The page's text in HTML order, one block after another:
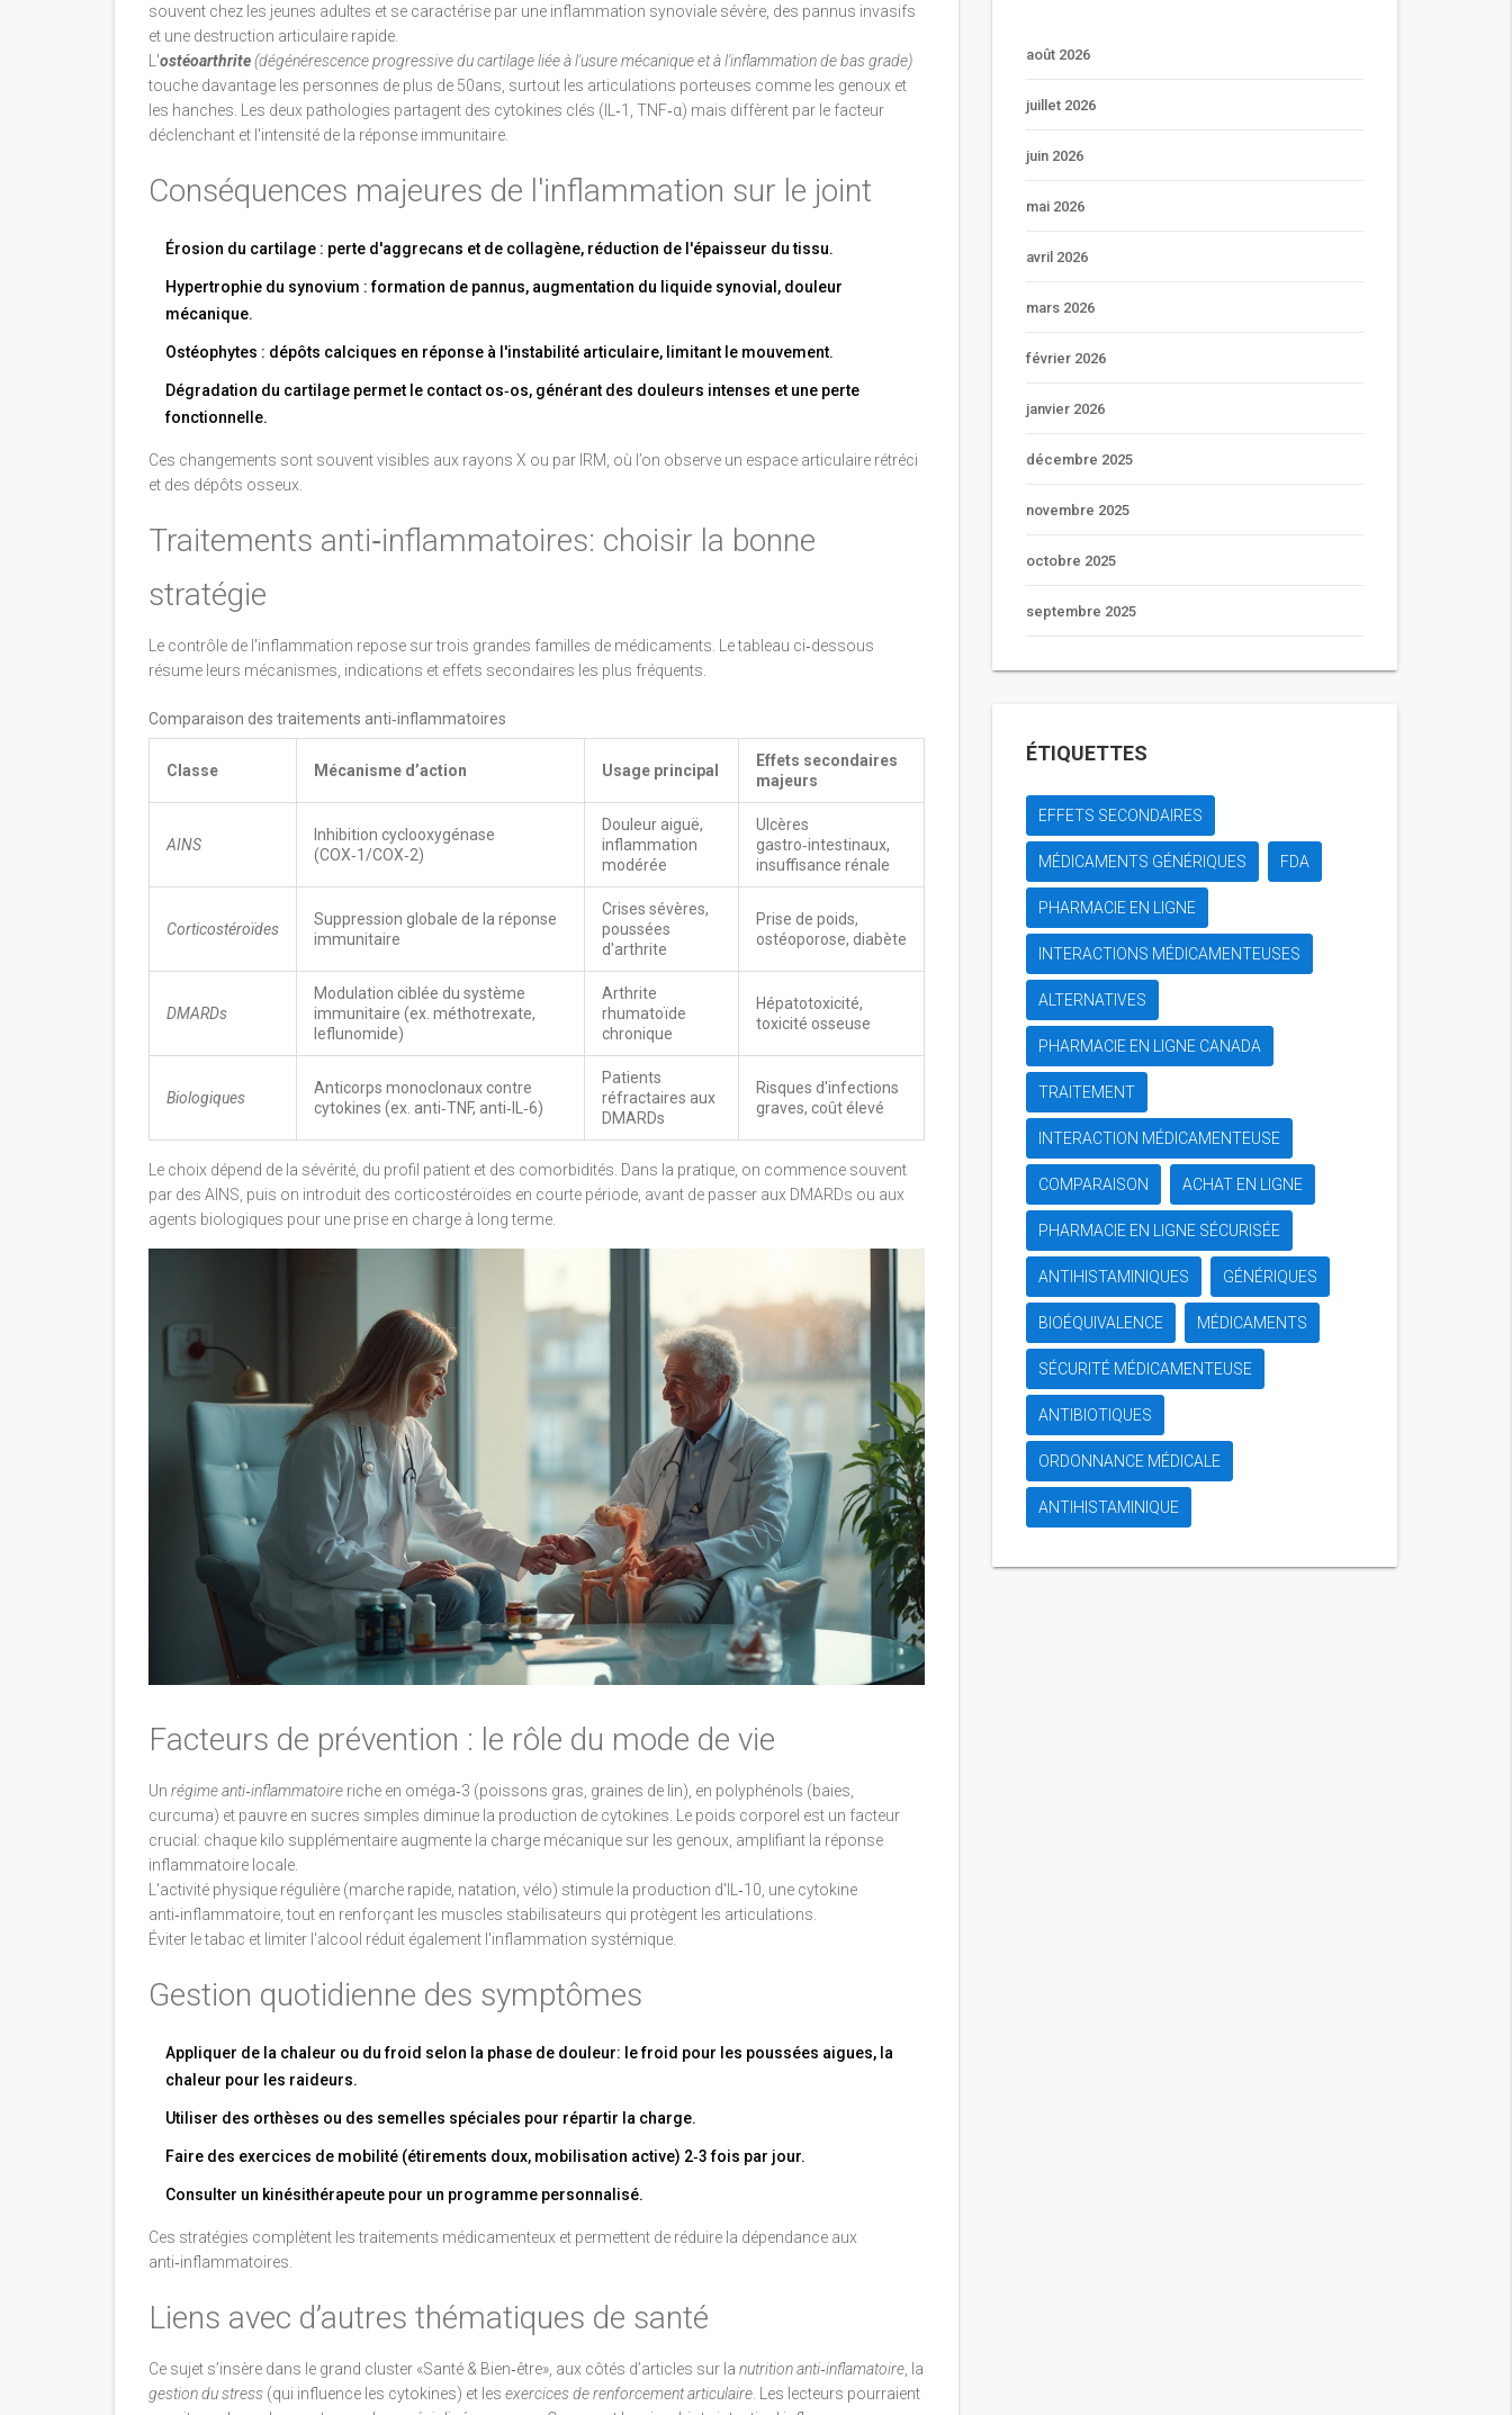
souvent chez les jeunes adultes et se caractérise par une inflammation synoviale sévère, des pannus invasifs
et une destruction articulaire rapide.
L'ostéoarthrite(dégénérescence progressive du cartilage liée à l'usure mécanique et à l'inflammation de bas grade)
touche davantage les personnes de plus de 50ans, surtout les articulations porteuses comme les genoux et
les hanches. Les deux pathologies partagent des cytokines clés (IL‑1, TNF‑α) mais diffèrent par le facteur
déclenchant et l'intensité de la réponse immunitaire.
Conséquences majeures de l'inflammation sur le joint
Érosion du cartilage : perte d'aggrecans et de collagène, réduction de l'épaisseur du tissu.
Hypertrophie du synovium : formation de pannus, augmentation du liquide synovial, douleur
mécanique.
Ostéophytes : dépôts calciques en réponse à l'instabilité articulaire, limitant le mouvement.
Dégradation du cartilage permet le contact os‑os, générant des douleurs intenses et une perte
fonctionnelle.
Ces changements sont souvent visibles aux rayons X ou par IRM, où l’on observe un espace articulaire rétréci
et des dépôts osseux.
Traitements anti‑inflammatoires: choisir la bonne
stratégie
Le contrôle de l'inflammation repose sur trois grandes familles de médicaments. Le tableau ci‑dessous
résume leurs mécanismes, indications et effets secondaires les plus fréquents.
Comparaison des traitements anti‑inflammatoires
Classe Mécanisme d’action Usage principal
Effets secondaires
majeurs
AINS
Inhibition cyclooxygénase
(COX‑1/COX‑2)
Douleur aiguë,
inflammation
modérée
Ulcères
gastro‑intestinaux,
insuffisance rénale
Corticostéroïdes
Suppression globale de la réponse
immunitaire
Crises sévères,
poussées
d'arthrite
Prise de poids,
ostéoporose, diabète
DMARDs
Modulation ciblée du système
immunitaire (ex. méthotrexate,
leflunomide)
Arthrite
rhumatoïde
chronique
Hépatotoxicité,
toxicité osseuse
Biologiques
Anticorps monoclonaux contre
cytokines (ex. anti‑TNF, anti‑IL‑6)
Patients
réfractaires aux
DMARDs
Risques d'infections
graves, coût élevé
Le choix dépend de la sévérité, du profil patient et des comorbidités. Dans la pratique, on commence souvent
par des AINS, puis on introduit des corticostéroïdes en courte période, avant de passer aux DMARDs ou aux
agents biologiques pour une prise en charge à long terme.
Facteurs de prévention : le rôle du mode de vie
Un régime anti‑inflammatoire riche en oméga‑3 (poissons gras, graines de lin), en polyphénols (baies,
curcuma) et pauvre en sucres simples diminue la production de cytokines. Le poids corporel est un facteur
crucial: chaque kilo supplémentaire augmente la charge mécanique sur les genoux, amplifiant la réponse
inflammatoire locale.
L'activité physique régulière (marche rapide, natation, vélo) stimule la production d'IL‑10, une cytokine
anti‑inflammatoire, tout en renforçant les muscles stabilisateurs qui protègent les articulations.
Éviter le tabac et limiter l'alcool réduit également l'inflammation systémique.
Gestion quotidienne des symptômes
Appliquer de la chaleur ou du froid selon la phase de douleur: le froid pour les poussées aigues, la
chaleur pour les raideurs.
Utiliser des orthèses ou des semelles spéciales pour répartir la charge.
Faire des exercices de mobilité (étirements doux, mobilisation active) 2‑3 fois par jour.
Consulter un kinésithérapeute pour un programme personnalisé.
Ces stratégies complètent les traitements médicamenteux et permettent de réduire la dépendance aux
anti‑inflammatoires.
Liens avec d’autres thématiques de santé
Ce sujet s’insère dans le grand cluster «Santé & Bien‑être», aux côtés d’articles sur la nutrition anti‑inflamatoire, la
gestion du stress (qui influence les cytokines) et les exercices de renforcement articulaire. Les lecteurs pourraient
août 2026
juillet 2026
juin 2026
mai 2026
avril 2026
mars 2026
février 2026
janvier 2026
décembre 2025
novembre 2025
octobre 2025
septembre 2025
ÉTIQUETTES
EFFETS SECONDAIRES
MÉDICAMENTS GÉNÉRIQUES FDA
PHARMACIE EN LIGNE
INTERACTIONS MÉDICAMENTEUSES
ALTERNATIVES
PHARMACIE EN LIGNE CANADA
TRAITEMENT
INTERACTION MÉDICAMENTEUSE
COMPARAISON ACHAT EN LIGNE
PHARMACIE EN LIGNE SÉCURISÉE
ANTIHISTAMINIQUES GÉNÉRIQUES
BIOÉQUIVALENCE MÉDICAMENTS
SÉCURITÉ MÉDICAMENTEUSE
ANTIBIOTIQUES
ORDONNANCE MÉDICALE
ANTIHISTAMINIQUE